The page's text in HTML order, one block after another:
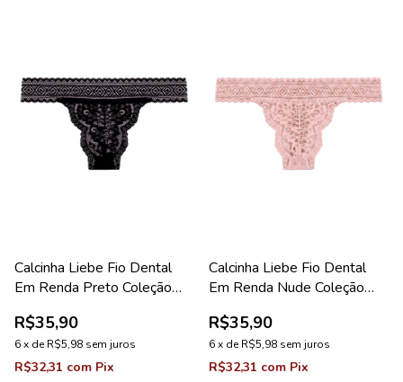
Calcinha Liebe Fio Dental
Em Renda Preto Coleção
R$35,90
6x deR$5,98 sem juros
R$32,31 com Pix
Calcinha Liebe Fio Dental
Em Renda Nude Coleção
R$35,90
6x deR$5,98 sem juros
R$32,31 com Pix